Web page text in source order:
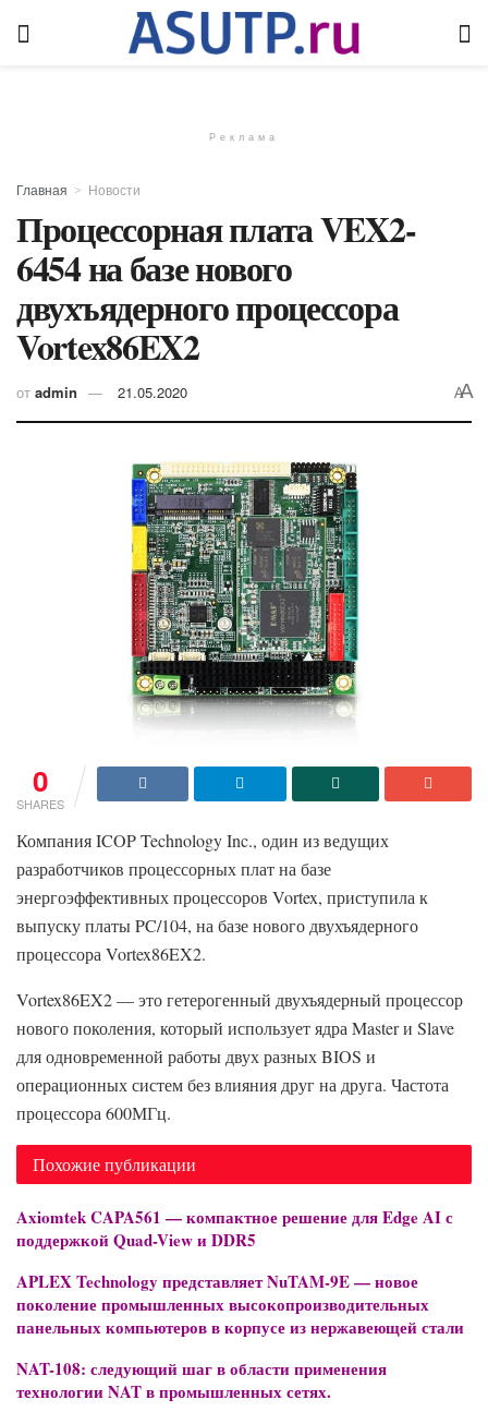
Реклама
Главная Новости
Процессорная плата VEX2-
6454 на базе нового
двухъядерного процессора
Vortex86EX2
от admin 21.05.2020 AA
0
SHARES
Компания ICOP Technology Inc., один из ведущих
разработчиков процессорных плат на базе
энергоэффективных процессоров Vortex, приступила к
выпуску платы PC/104, на базе нового двухъядерного
процессора Vortex86EX2.
Vortex86EX2 — это гетерогенный двухъядерный процессор
нового поколения, который использует ядра Master и Slave
для одновременной работы двух разных BIOS и
операционных систем без влияния друг на друга. Частота
процессора 600МГц.
Похожие публикации
Axiomtek CAPA561 — компактное решение для Edge AI с
поддержкой Quad-View и DDR5
APLEX Technology представляет NuTAM-9E — новое
поколение промышленных высокопроизводительных
панельных компьютеров в корпусе из нержавеющей стали
NAT-108: следующий шаг в области применения
технологии NAT в промышленных сетях.